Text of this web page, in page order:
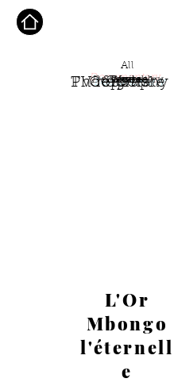
All
Mode
Documentary
Showreel
Cinema
Digital
Corporate
TV reports
Photography
L'Or
Mbongo
l'éternell
e